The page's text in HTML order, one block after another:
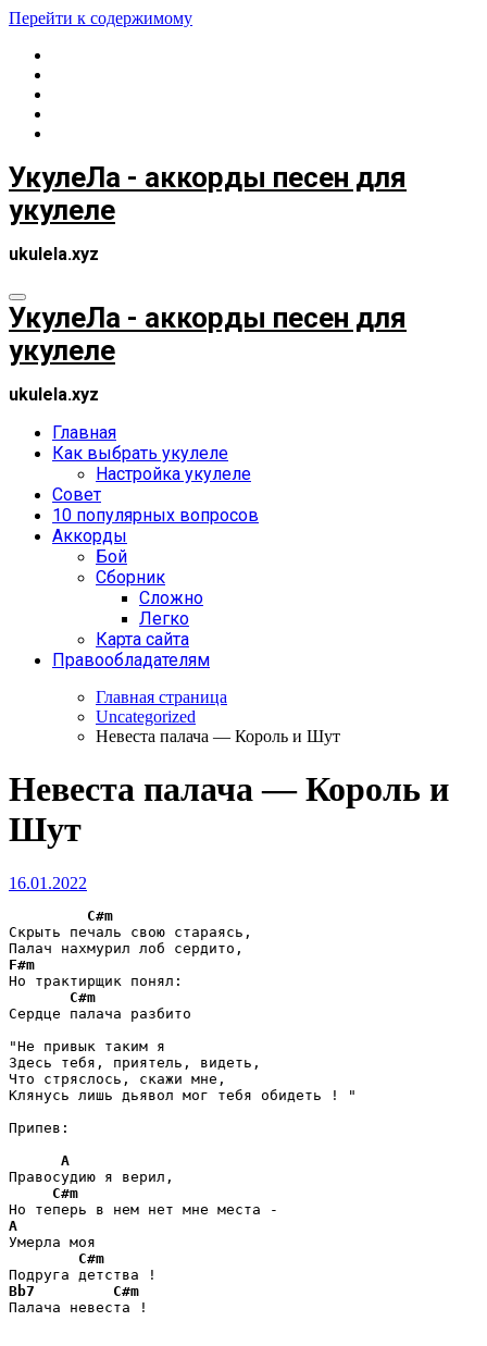
Перейти к содержимому
УкулеЛа - аккорды песен для
укулеле
ukulela.xyz
УкулеЛа - аккорды песен для
укулеле
ukulela.xyz
Главная
Как выбрать укулеле
Настройка укулеле
Совет
10 популярных вопросов
Аккорды
Бой
Сборник
Сложно
Легко
Карта сайта
Правообладателям
Главная страница
Uncategorized
Невеста палача — Король и Шут
Невеста палача — Король и
Шут
16.01.2022
C#m
Скрыть печаль свою стараясь,
F#m
Но трактирщик понял:
C#m
Сердце палача разбито
"Не привык таким я
Здесь тебя, приятель, видеть,
Что стряслось, скажи мне,
Клянусь лишь дьявол мог тебя обидеть ! "
Припев:
A
Правосудию я верил,
C#m
A
Умерла моя
C#m
Bb7
C#m
Палача невеста !